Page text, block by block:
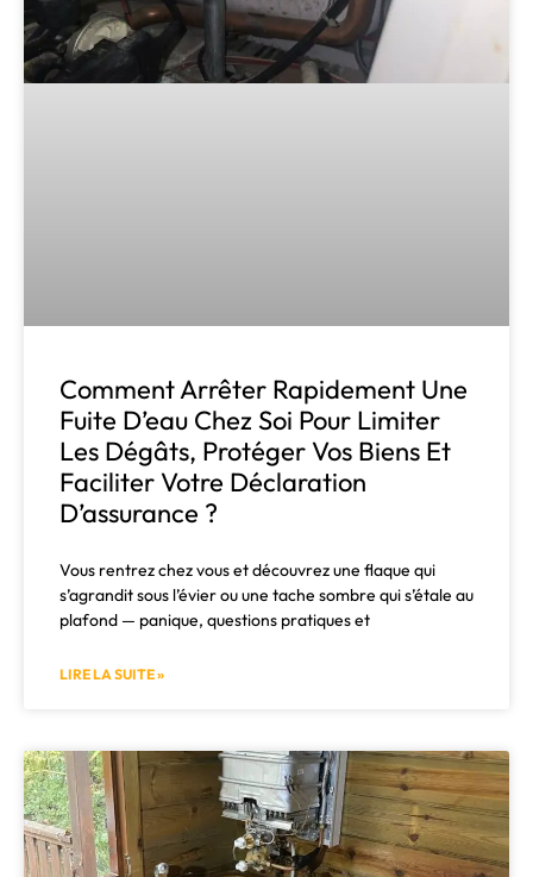
Comment Arrêter Rapidement Une
Fuite D’eau Chez Soi Pour Limiter
Les Dégâts, Protéger Vos Biens Et
Faciliter Votre Déclaration
D’assurance ?
Vous rentrez chez vous et découvrez une flaque qui
s’agrandit sous l’évier ou une tache sombre qui s’étale au
plafond — panique, questions pratiques et
LIRE LA SUITE »